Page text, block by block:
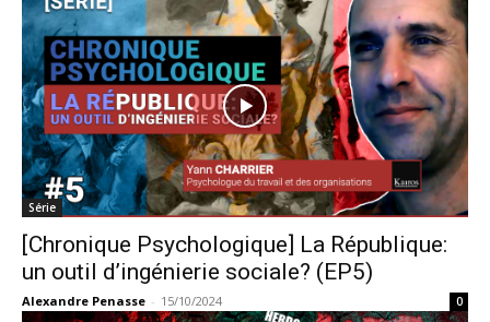
Série
[Chronique Psychologique] La République:
un outil d’ingénierie sociale? (EP5)
Alexandre Penasse - 15/10/2024 0